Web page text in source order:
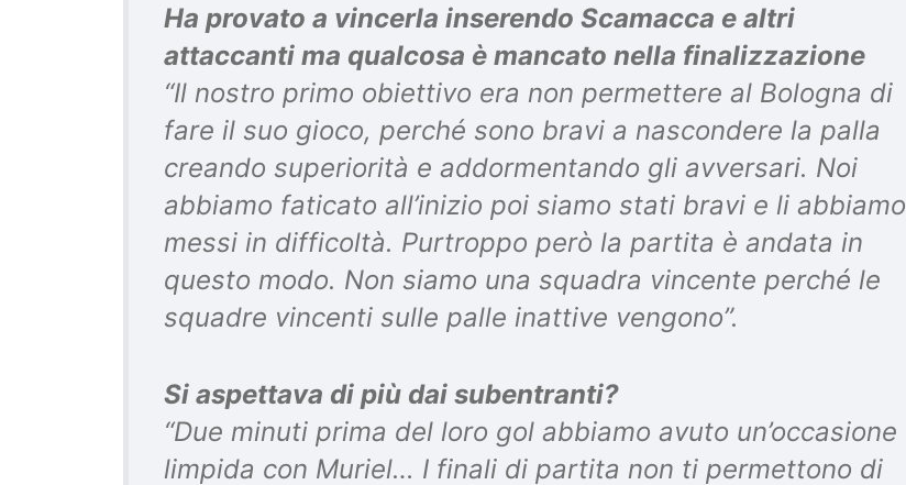
Ha provato a vincerla inserendo Scamacca e altri
attaccanti ma qualcosa è mancato nella finalizzazione
“Il nostro primo obiettivo era non permettere al Bologna di
fare il suo gioco, perché sono bravi a nascondere la palla
creando superiorità e addormentando gli avversari. Noi
abbiamo faticato all’inizio poi siamo stati bravi e li abbiamo
messi in difficoltà. Purtroppo però la partita è andata in
questo modo. Non siamo una squadra vincente perché le
squadre vincenti sulle palle inattive vengono”.
Si aspettava di più dai subentranti?
“Due minuti prima del loro gol abbiamo avuto un’occasione
limpida con Muriel… I finali di partita non ti permettono di